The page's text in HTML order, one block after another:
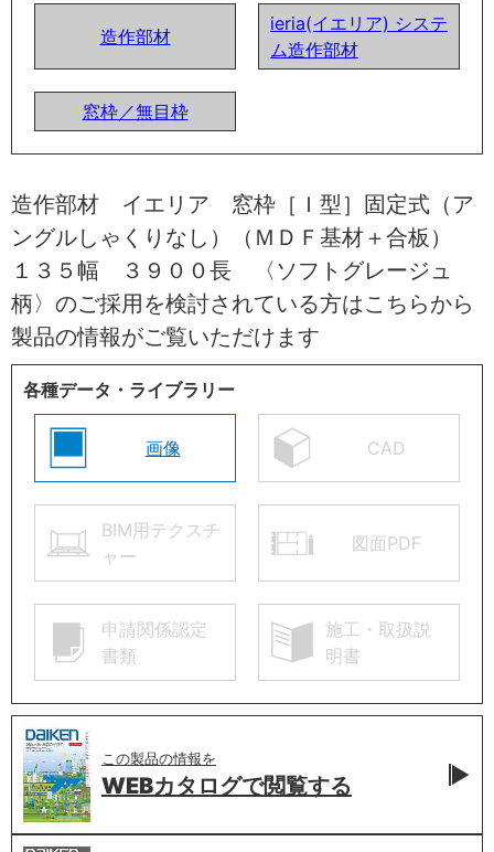
造作部材
ieria(イエリア) システ
ム造作部材
窓枠／無目枠
造作部材 イエリア 窓枠［Ｉ型］固定式（ア
ングルしゃくりなし）（ＭＤＦ基材＋合板）
１３５幅 ３９００長 〈ソフトグレージュ
柄〉のご採用を検討されている方はこちらから
製品の情報がご覧いただけます
各種データ・ライブラリー
画像 CAD
BIM用テクスチ
ャー
図面PDF
申請関係認定
書類
施工・取扱説
明書
この製品の情報を
WEBカタログで閲覧する